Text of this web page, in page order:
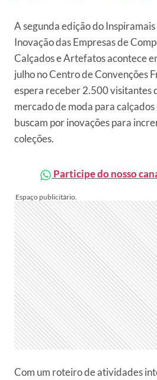
A segunda edição do Inspiramais
Inovação das Empresas de
Calçados e Artefatos acontece
julho no Centro de Convenções
espera receber 2.500 visitantes
mercado de moda para calçados
buscam por inovações para
coleções.
Participe do nosso
Com um roteiro de atividades